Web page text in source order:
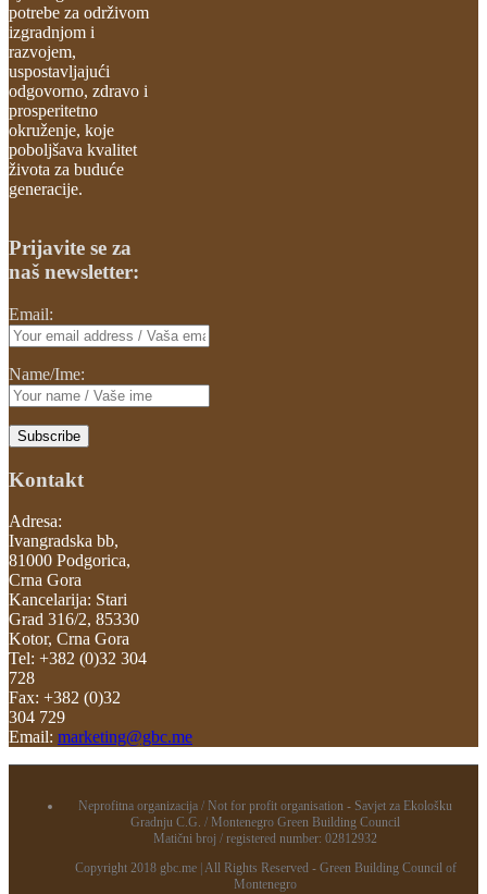
potrebe za održivom
izgradnjom i
razvojem,
uspostavljajući
odgovorno, zdravo i
prosperitetno
okruženje, koje
poboljšava kvalitet
života za buduće
generacije.
Prijavite se za
naš newsletter:
Email:
Name/Ime:
Kontakt
Adresa:
Ivangradska bb,
81000 Podgorica,
Crna Gora
Kancelarija: Stari
Grad 316/2, 85330
Kotor, Crna Gora
Tel: +382 (0)32 304
728
Fax: +382 (0)32
304 729
Email: marketing@gbc.me
Neprofitna organizacija / Not for profit organisation - Savjet za Ekološku
Gradnju C.G. / Montenegro Green Building Council
Matični broj / registered number: 02812932
Copyright 2018 gbc.me | All Rights Reserved - Green Building Council of
Montenegro